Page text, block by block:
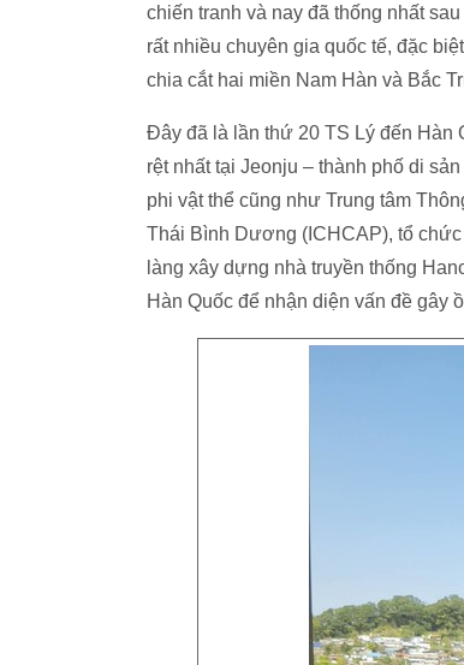
chiến tranh và nay đã thống nhất
rất nhiều chuyên gia quốc tế, đặc
chia cắt hai miền Nam Hàn và Bắc
Đây đã là lần thứ 20 TS Lý đến Hàn
rệt nhất tại Jeonju – thành phố di
phi vật thể cũng như Trung tâm
Thái Bình Dương (ICHCAP), tổ
làng xây dựng nhà truyền thống
Hàn Quốc để nhận diện vấn đề gây